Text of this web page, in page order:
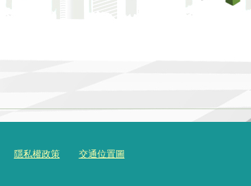
隱私權政策 交通位置圖